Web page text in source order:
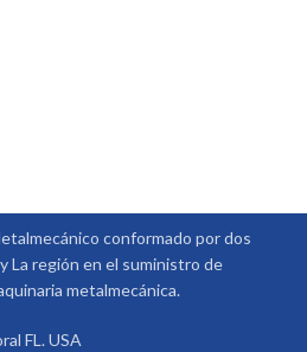
conformado por dos
La región en el suministro de
metalmecánica.
FL. USA